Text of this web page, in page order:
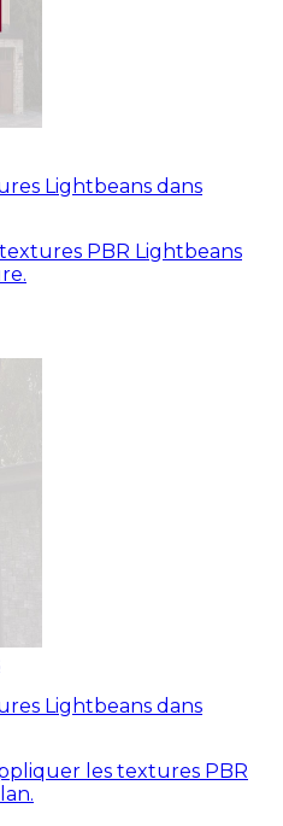
Lightbeans dans
PBR Lightbeans
Lightbeans dans
les textures PBR